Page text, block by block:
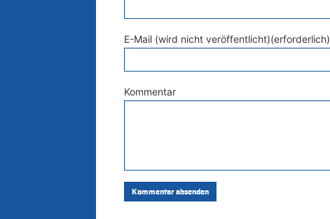
E-Mail (wird nicht veröffentlicht)(erforderlich)
Kommentar